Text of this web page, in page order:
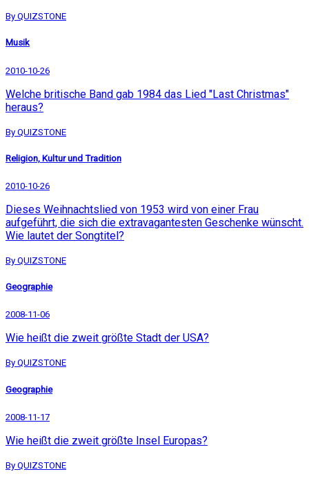
By QUIZSTONE
Musik
2010-10-26
Welche britische Band gab 1984 das Lied "Last Christmas"
heraus?
By QUIZSTONE
Religion, Kultur und Tradition
2010-10-26
Dieses Weihnachtslied von 1953 wird von einer Frau
aufgeführt, die sich die extravagantesten Geschenke wünscht.
Wie lautet der Songtitel?
By QUIZSTONE
Geographie
2008-11-06
Wie heißt die zweit größte Stadt der USA?
By QUIZSTONE
Geographie
2008-11-17
Wie heißt die zweit größte Insel Europas?
By QUIZSTONE